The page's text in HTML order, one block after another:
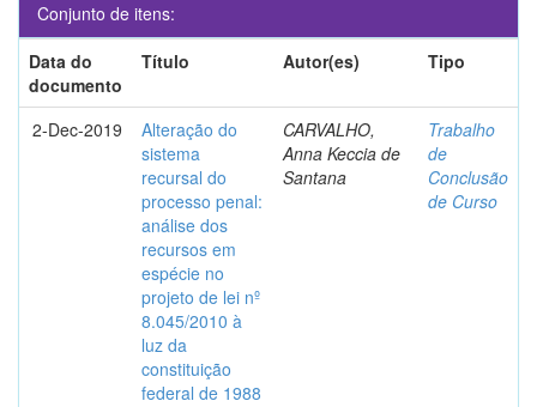
Conjunto de itens:
Data do
documento
Título Autor(es) Tipo
2-Dec-2019
Alteração do
sistema
recursal do
processo penal:
análise dos
recursos em
espécie no
projeto de lei nº
8.045/2010 à
luz da
constituição
federal de 1988
CARVALHO,
Anna Keccia de
Santana
Trabalho
de
Conclusão
de Curso